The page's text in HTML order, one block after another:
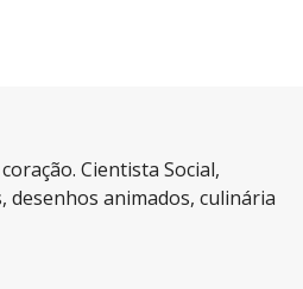
Cientista Social,
desenhos animados, culinária